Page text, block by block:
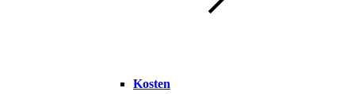
Kosten